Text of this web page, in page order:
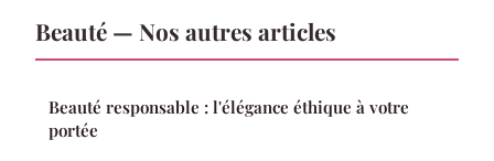
Beauté — Nos autres articles
Beauté responsable : l'élégance éthique à votre
portée